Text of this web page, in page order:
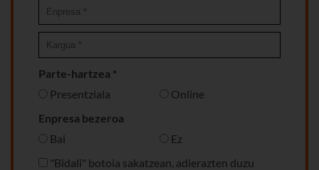
Parte-hartzea *
Presentziala
Online
Enpresa bezeroa
Bai
Ez
"Bidali" botoia sakatzean, adierazten duzu